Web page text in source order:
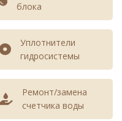
4120 -
10720
комплекса
блока
Уплотнители
гидросистемы
Ремонт/замена
счетчика воды